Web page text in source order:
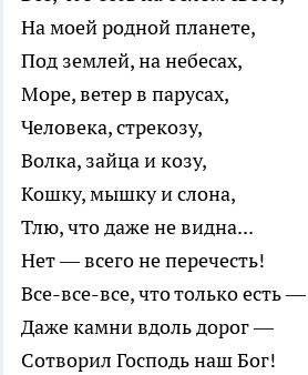
На моей родной планете,
Под землей, на небесах,
Море, ветер в парусах,
Человека, стрекозу,
Волка, зайца и козу,
Кошку, мышку и слона,
Тлю, что даже не видна...
Нет — всего не перечесть!
Все-все-все, что только есть —
Даже камни вдоль дорог —
Сотворил Господь наш Бог!